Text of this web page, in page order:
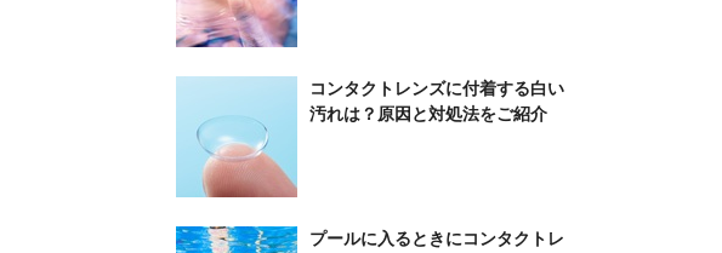
コンタクトレンズに付着する白い
汚れは？原因と対処法をご紹介
プールに入るときにコンタクトレ